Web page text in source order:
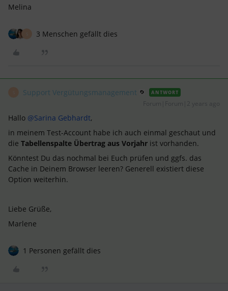
Melina
3 Menschen gefällt dies
Support Vergütungsmanagement ANTWORT
Hallo @Sarina Gebhardt,
in meinem Test-Account habe ich auch einmal geschaut und
die Tabellenspalte Übertrag aus Vorjahr ist vorhanden.
Könntest Du das nochmal bei Euch prüfen und ggfs. das
Cache in Deinem Browser leeren? Generell existiert diese
Option weiterhin.
Liebe Grüße,
Marlene
1 Personen gefällt dies